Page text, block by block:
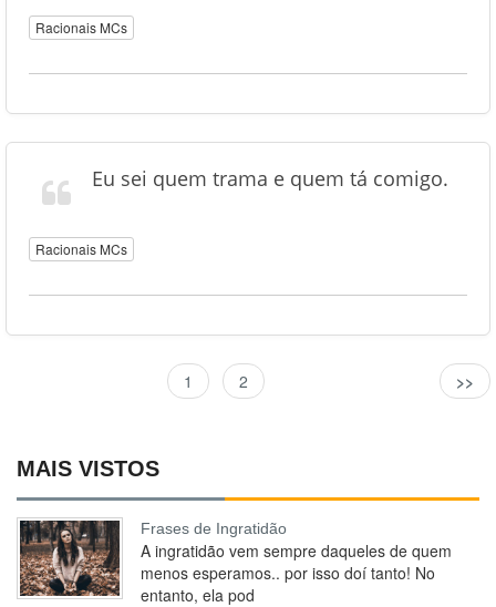
Racionais MCs
Eu sei quem trama e quem tá comigo.
Racionais MCs
1 2 >>
MAIS VISTOS
Frases de Ingratidão
A ingratidão vem sempre daqueles de quem
menos esperamos.. por isso doí tanto! No
entanto, ela pod